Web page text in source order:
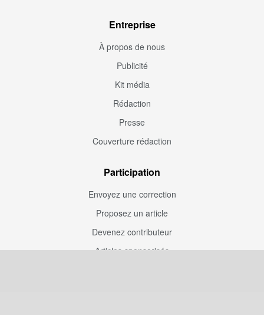
Entreprise
À propos de nous
Publicité
Kit média
Rédaction
Presse
Couverture rédaction
Participation
Envoyez une correction
Proposez un article
Devenez contributeur
Articles sponsorisés